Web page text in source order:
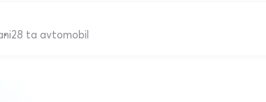
28 ta avtomobil